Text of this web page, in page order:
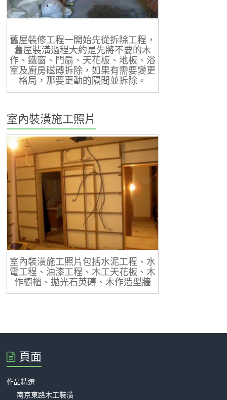
舊屋裝修工程一開始先從拆除工程，
舊屋裝潢過程大約是先將不要的木
作、鐵窗、門扇、天花板、地板、浴
室及廚房磁磚拆除，如果有需要變更
格局，那要更動的隔間並拆除。
室內裝潢施工照片
室內裝潢施工照片包括水泥工程、水
電工程、油漆工程、木工天花板、木
作櫥櫃、拋光石英磚、木作造型牆
頁面
作品精選
南京東路木工裝潢